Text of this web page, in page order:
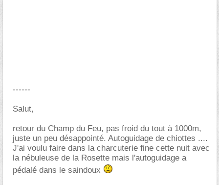
------
Salut,
retour du Champ du Feu, pas froid du tout à 1000m,
juste un peu désappointé. Autoguidage de chiottes ....
J'ai voulu faire dans la charcuterie fine cette nuit avec
la nébuleuse de la Rosette mais l'autoguidage a
pédalé dans le saindoux